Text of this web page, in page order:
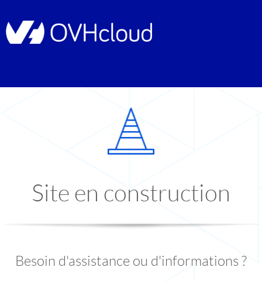
Site en construction
Besoin d'assistance ou d'informations ?